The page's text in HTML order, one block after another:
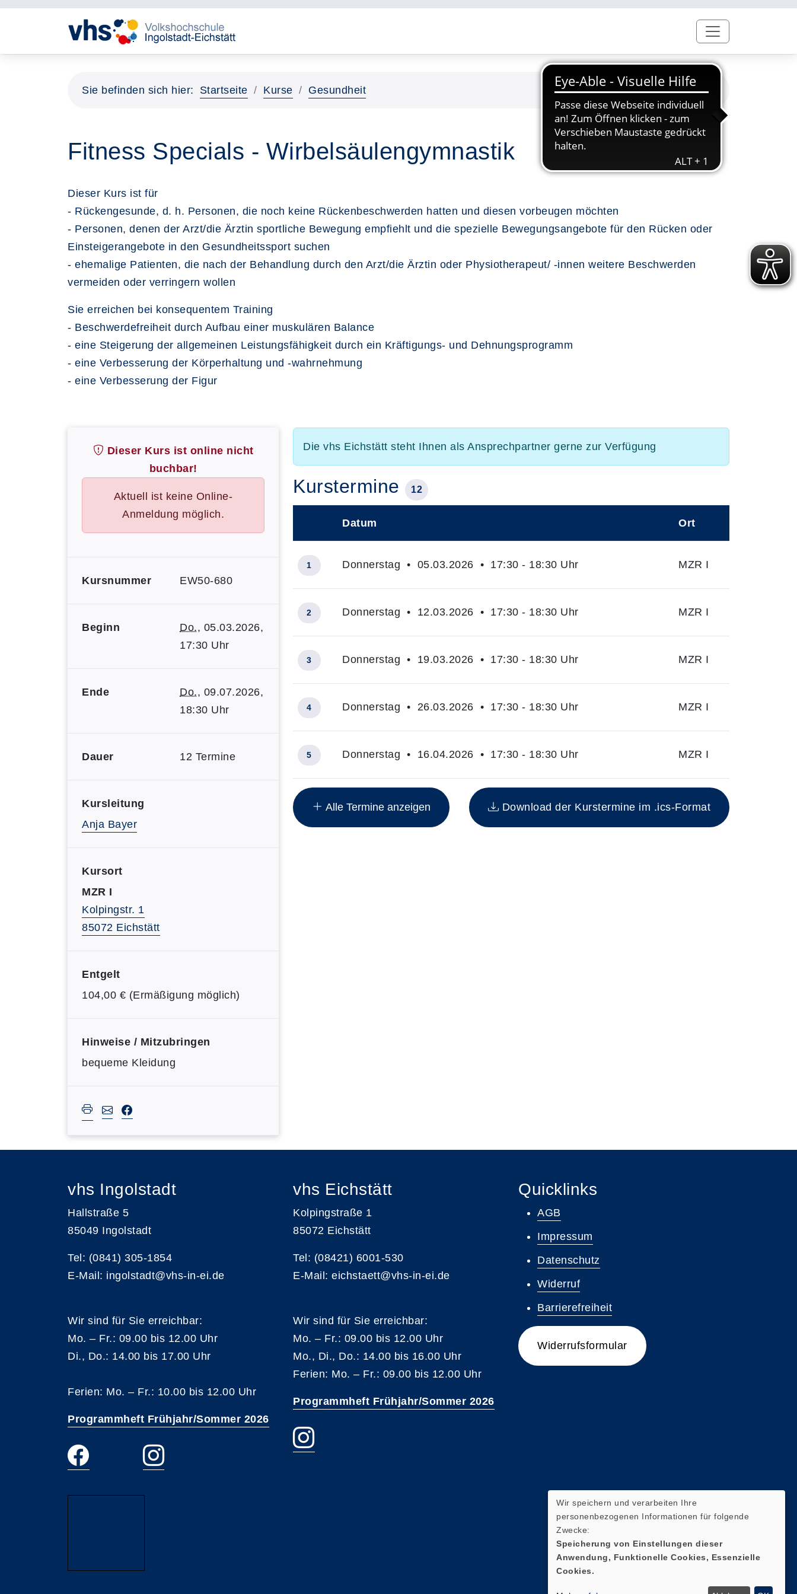
Sie befinden sich hier: Startseite Kurse Gesundheit
Fitness Specials - Wirbelsäulengymnastik
Dieser Kurs ist für
- Rückengesunde, d. h. Personen, die noch keine Rückenbeschwerden hatten und diesen vorbeugen möchten
- Personen, denen der Arzt/die Ärztin sportliche Bewegung empfiehlt und die spezielle Bewegungsangebote für den Rücken oder
Einsteigerangebote in den Gesundheitssport suchen
- ehemalige Patienten, die nach der Behandlung durch den Arzt/die Ärztin oder Physiotherapeut/ -innen weitere Beschwerden
vermeiden oder verringern wollen
Sie erreichen bei konsequentem Training
- Beschwerdefreiheit durch Aufbau einer muskulären Balance
- eine Steigerung der allgemeinen Leistungsfähigkeit durch ein Kräftigungs- und Dehnungsprogramm
- eine Verbesserung der Körperhaltung und -wahrnehmung
- eine Verbesserung der Figur
Dieser Kurs ist online nicht
buchbar!
Aktuell ist keine Online-
Anmeldung möglich.
Kursnummer EW50-680
Beginn Do., 05.03.2026,
17:30 Uhr
Ende Do., 09.07.2026,
18:30 Uhr
Dauer 12 Termine
Kursleitung
Anja Bayer
Kursort
MZR I
Kolpingstr. 1
85072 Eichstätt
Entgelt
104,00 € (Ermäßigung möglich)
Hinweise / Mitzubringen
bequeme Kleidung
Die vhs Eichstätt steht Ihnen als Ansprechpartner gerne zur Verfügung
Kurstermine 12
Insgesamt gibt es 12 Termine zum diesen Kurs
Datum Ort
1 Donnerstag • 05.03.2026 • 17:30 - 18:30 Uhr MZR I
2 Donnerstag • 12.03.2026 • 17:30 - 18:30 Uhr MZR I
3 Donnerstag • 19.03.2026 • 17:30 - 18:30 Uhr MZR I
4 Donnerstag • 26.03.2026 • 17:30 - 18:30 Uhr MZR I
5 Donnerstag • 16.04.2026 • 17:30 - 18:30 Uhr MZR I
Alle Termine anzeigen Download der Kurstermine im .ics-Format
vhs Ingolstadt
Hallstraße 5
85049 Ingolstadt
Tel: (0841) 305-1854
E-Mail: ingolstadt@vhs-in-ei.de
Wir sind für Sie erreichbar:
Mo. – Fr.: 09.00 bis 12.00 Uhr
Di., Do.: 14.00 bis 17.00 Uhr
Ferien: Mo. – Fr.: 10.00 bis 12.00 Uhr
Programmheft Frühjahr/Sommer 2026
vhs Eichstätt
Kolpingstraße 1
85072 Eichstätt
Tel: (08421) 6001-530
E-Mail: eichstaett@vhs-in-ei.de
Wir sind für Sie erreichbar:
Mo. – Fr.: 09.00 bis 12.00 Uhr
Mo., Di., Do.: 14.00 bis 16.00 Uhr
Ferien: Mo. – Fr.: 09.00 bis 12.00 Uhr
Programmheft Frühjahr/Sommer 2026
Quicklinks
AGB
Impressum
Datenschutz
Widerruf
Barrierefreiheit
Widerrufsformular
Wir speichern und verarbeiten Ihre
personenbezogenen Informationen für folgende
Zwecke:
Speicherung von Einstellungen dieser
Anwendung, Funktionelle Cookies, Essenzielle
Cookies.